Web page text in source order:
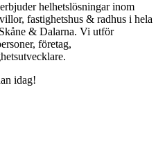
helhetslösningar inom
fastighetshus & radhus i hela
& Dalarna. Vi utför
företag,
idag!